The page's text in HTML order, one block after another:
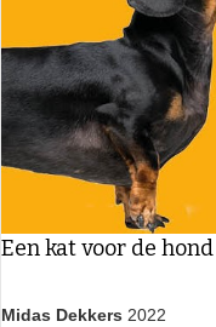
Een kat voor de hond
Midas Dekkers 2022